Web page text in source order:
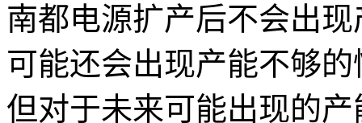
南都电源扩产后不会出
可能还会出现产能不够
但对于未来可能出现的